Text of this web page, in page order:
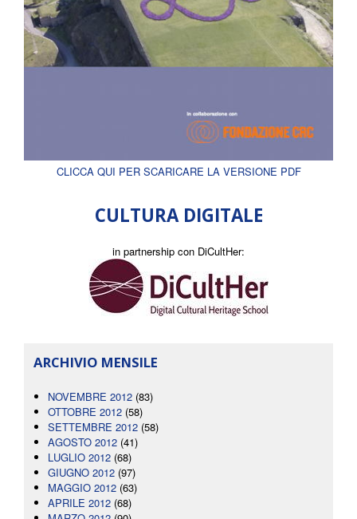
CLICCA QUI PER SCARICARE LA VERSIONE PDF
CULTURA DIGITALE
in partnership con DiCultHer:
ARCHIVIO MENSILE
NOVEMBRE 2012 (83)
OTTOBRE 2012 (58)
SETTEMBRE 2012 (58)
AGOSTO 2012 (41)
LUGLIO 2012 (68)
GIUGNO 2012 (97)
MAGGIO 2012 (63)
APRILE 2012 (68)